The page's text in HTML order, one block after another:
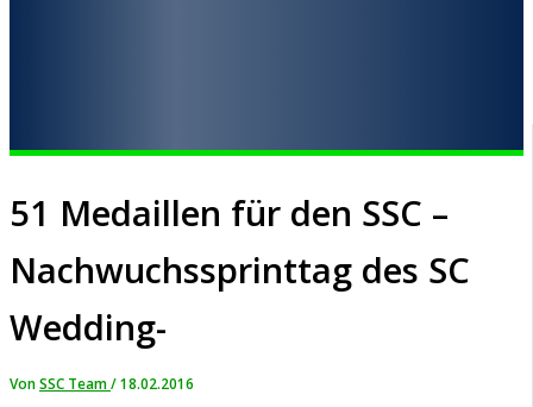
51 Medaillen für den SSC –
Nachwuchssprinttag des SC
Wedding-
VonSSC Team/18.02.2016